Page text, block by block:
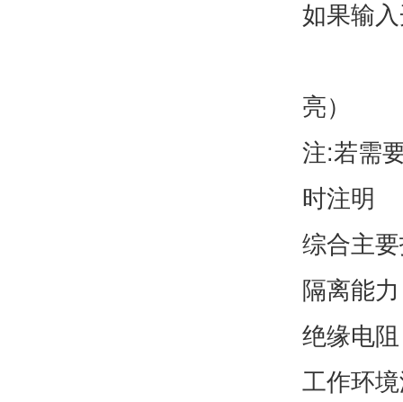
如果输
亮）
注:若需
时注明
综合主
隔离能
绝缘电
工作环